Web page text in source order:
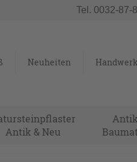
Tel. 0032-87-
Neuheiten Handwerk
Antik & Neu